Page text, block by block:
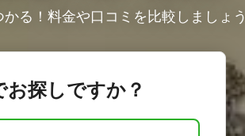
る！料金や口コミを比較しましょう
お探しですか？